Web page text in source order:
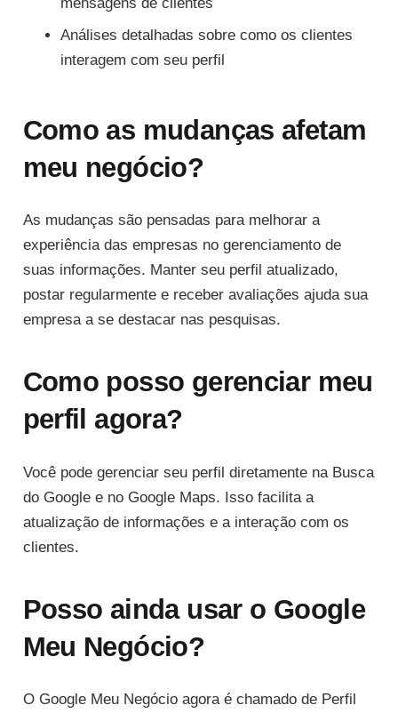
Análises detalhadas sobre como os clientes
interagem com seu perfil
Como as mudanças afetam
meu negócio?
As mudanças são pensadas para melhorar a
experiência das empresas no gerenciamento de
suas informações. Manter seu perfil atualizado,
postar regularmente e receber avaliações ajuda sua
empresa a se destacar nas pesquisas.
Como posso gerenciar meu
perfil agora?
Você pode gerenciar seu perfil diretamente na Busca
do Google e no Google Maps. Isso facilita a
atualização de informações e a interação com os
clientes.
Posso ainda usar o Google
Meu Negócio?
O Google Meu Negócio agora é chamado de Perfil